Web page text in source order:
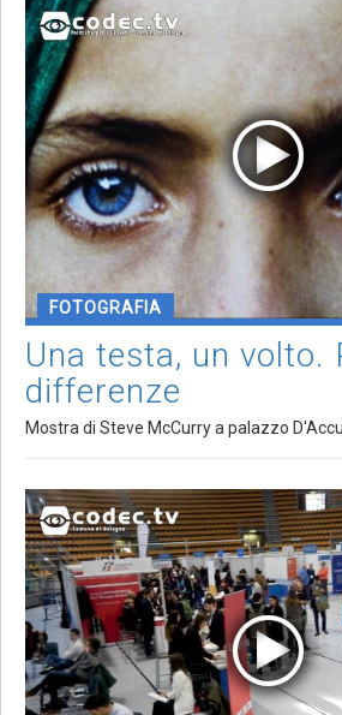
FOTOGRAFIA
Una testa, un volto.
differenze
Mostra di Steve McCurry a palazzo